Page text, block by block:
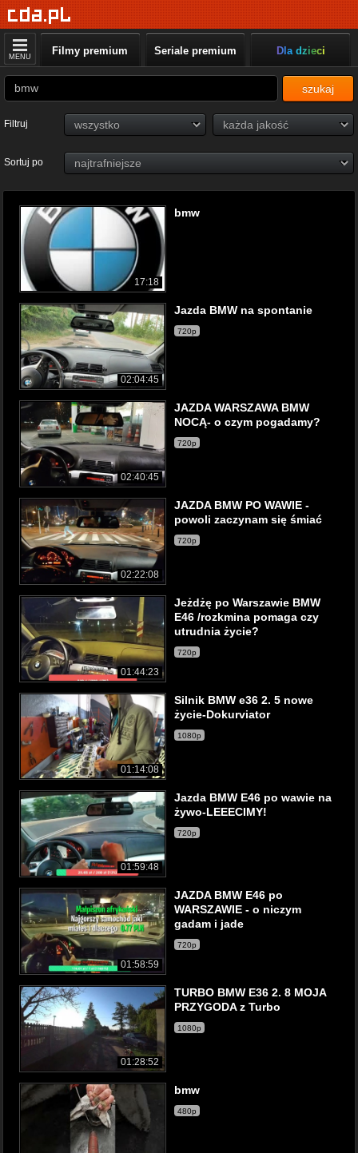
MENU Filmy premium Seriale premium Dla dzieci
szukaj
Filtruj
Sortuj po
17:18
bmw
02:04:45
Jazda BMW na spontanie
720p
02:40:45
JAZDA WARSZAWA BMW
NOCĄ- o czym pogadamy?
720p
02:22:08
JAZDA BMW PO WAWIE -
powoli zaczynam się śmiać
720p
01:44:23
Jeżdżę po Warszawie BMW
E46 /rozkmina pomaga czy
utrudnia życie?
720p
01:14:08
Silnik BMW e36 2. 5 nowe
życie-Dokurviator
1080p
01:59:48
Jazda BMW E46 po wawie na
żywo-LEEECIMY!
720p
01:58:59
JAZDA BMW E46 po
WARSZAWIE - o niczym
gadam i jade
720p
01:28:52
TURBO BMW E36 2. 8 MOJA
PRZYGODA z Turbo
1080p
bmw
480p